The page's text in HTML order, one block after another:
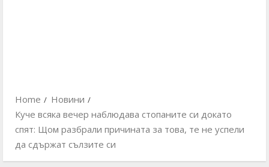
Home
Новини
Куче всяка вечер наблюдава стопаните си докато
спят: Щом разбрали причината за това, те не успели
да сдържат сълзите си